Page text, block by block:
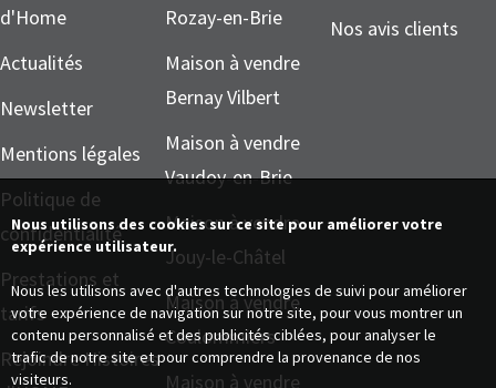
d'Home
Actualités
Newsletter
Mentions légales
Politique de
confidentialité
Prestations et
tarifs
Rejoindre Histoires
Rozay-en-Brie
Maison à vendre
Bernay Vilbert
Maison à vendre
Vaudoy-en-Brie
Maison à vendre
Jouy-le-Châtel
Maison à vendre
Coulommiers
Maison à vendre
Nos avis clients
Nous utilisons des cookies sur ce site pour améliorer votre
expérience utilisateur.
Nous les utilisons avec d'autres technologies de suivi pour améliorer
votre expérience de navigation sur notre site, pour vous montrer un
contenu personnalisé et des publicités ciblées, pour analyser le
trafic de notre site et pour comprendre la provenance de nos
visiteurs.